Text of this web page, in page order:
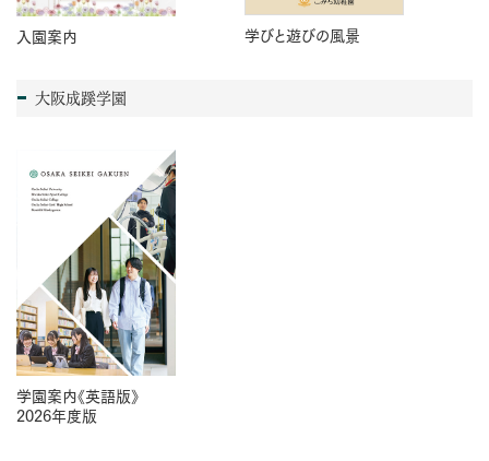
入園案内 学びと遊びの風景
大阪成蹊学園
学園案内《英語版》
2026年度版